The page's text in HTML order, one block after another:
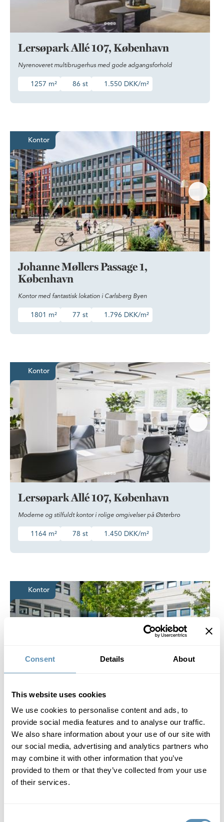
Consent Details About
This website uses cookies
We use cookies to personalise content and ads, to
provide social media features and to analyse our traffic.
We also share information about your use of our site with
our social media, advertising and analytics partners who
may combine it with other information that you’ve
provided to them or that they’ve collected from your use
of their services.
Lersøpark Allé 107, København
Nyrenoveret multibrugerhus med gode adgangsforhold
1257 m² 86 st 1.550 DKK/m²
Kontor med fantastisk lokation i
Kontor
Johanne Møllers Passage 1,
København
Kontor med fantastisk lokation i Carlsberg Byen
1801 m² 77 st 1.796 DKK/m²
Moderne og stilfuldt kontor i
Kontor
Lersøpark Allé 107, København
Moderne og stilfuldt kontor i rolige omgivelser på Østerbro
1164 m² 78 st 1.450 DKK/m²
Kontor med plads til fokus,
Kontor
Slotsmarken 18, Hørsholm
Kontor med plads til fokus, fællesskab og fremgang
875 DKK/m²